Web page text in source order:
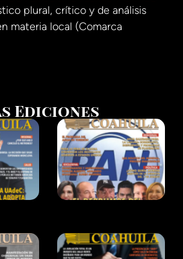
plural, crítico y de análisis
materia local (Comarca
Ediciones